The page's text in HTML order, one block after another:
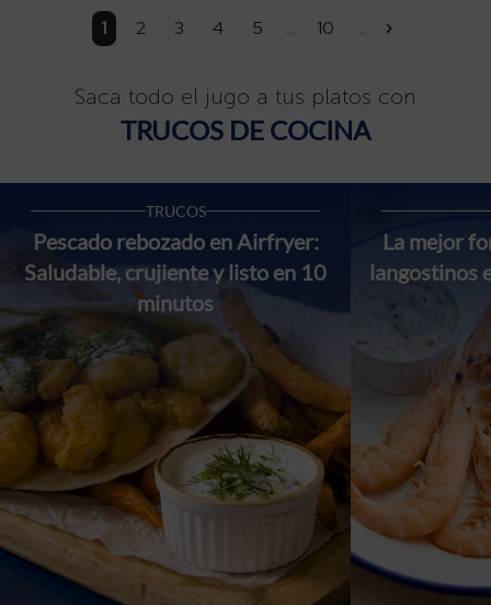
1 2 3 4 5 ... 10 ... »
Saca todo el jugo a tus platos con
TRUCOS DE COCINA
TRUCOS
Pescado rebozado en Airfryer:
Saludable, crujiente y listo en 10
minutos
La mejor
langostinos